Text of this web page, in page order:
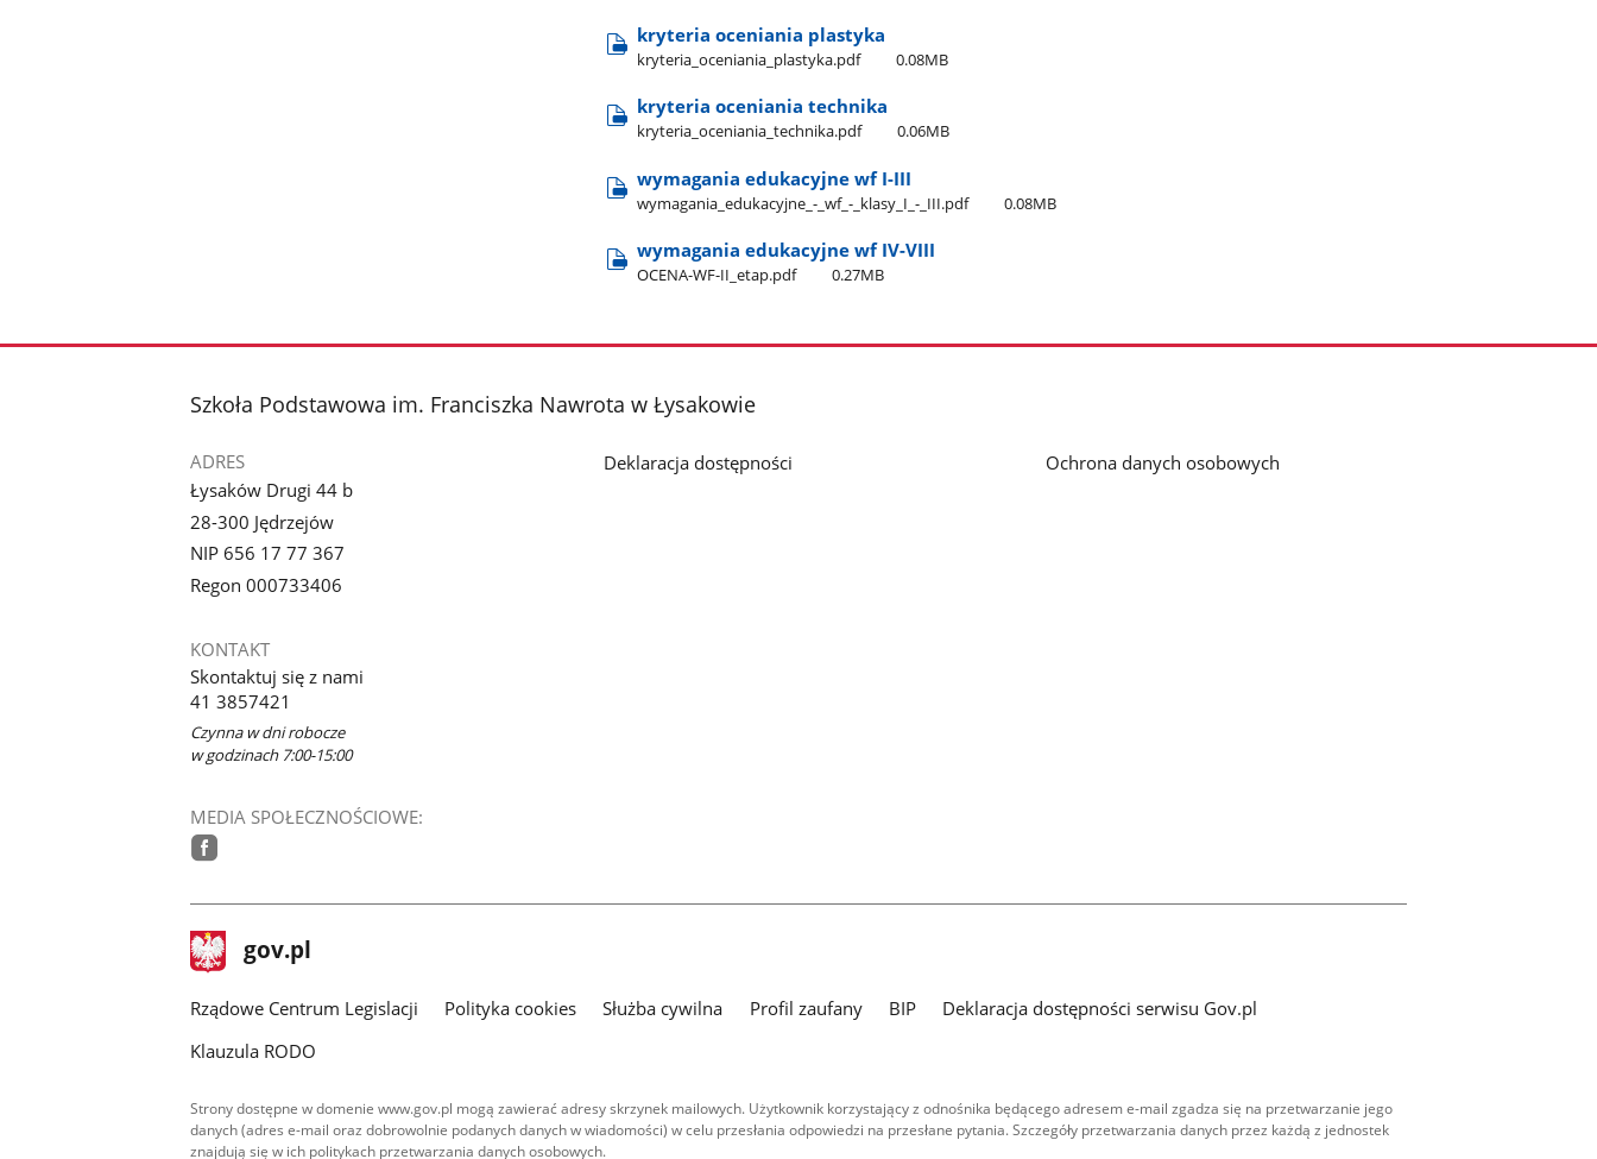
kryteria oceniania plastyka
kryteria​_oceniania​_plastyka.pdf 0.08MB
kryteria oceniania technika
kryteria​_oceniania​_technika.pdf 0.06MB
wymagania edukacyjne wf I-III
wymagania​_edukacyjne​_-​_wf​_-​_klasy​_I​_-​_III.pdf 0.08MB
wymagania edukacyjne wf IV-VIII
OCENA-WF-II​_etap.pdf 0.27MB
stopka
Szkoła Podstawowa im. Franciszka Nawrota w Łysakowie
ADRES
Łysaków Drugi 44 b
28-300 Jędrzejów
NIP 656 17 77 367
Regon 000733406
KONTAKT
Skontaktuj się z nami
41 3857421
Czynna w dni robocze
w godzinach 7:00-15:00
MEDIA SPOŁECZNOŚCIOWE:
Deklaracja dostępności Ochrona danych osobowych
stopka
gov.pl Strona
gov.pl
Rządowe Centrum Legislacji Polityka cookies Służba cywilna Profil zaufany BIP
Deklaracja dostępności serwisu Gov.pl
Klauzula RODO
Strony dostępne w domenie www.gov.pl mogą zawierać adresy skrzynek mailowych. Użytkownik korzystający z odnośnika będącego adresem e-mail zgadza się na przetwarzanie jego
danych (adres e-mail oraz dobrowolnie podanych danych w wiadomości) w celu przesłania odpowiedzi na przesłane pytania. Szczegóły przetwarzania danych przez każdą z jednostek
znajdują się w ich politykach przetwarzania danych osobowych.